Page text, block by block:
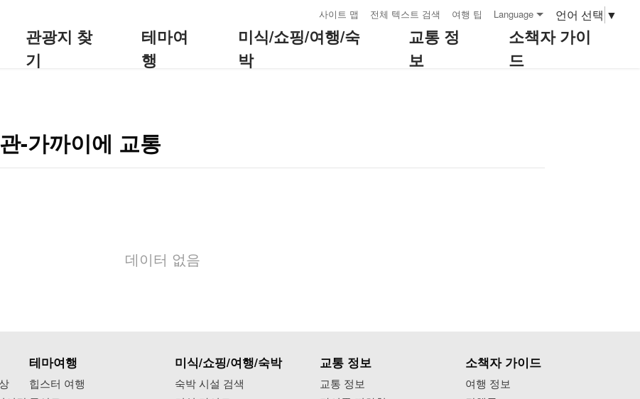
사이트 맵 전체 텍스트 검색 여행 팁 Language 언어 선택 ▼
관광지 찾
기
테마여
행
미식/쇼핑/여행/숙
박
교통 정
보
소책자 가이
드
-가까이에 교통
데이터 없음
테마여행
힙스터 여행
미식/쇼핑/여행/숙박
숙박 시설 검색
교통 정보
교통 정보
소책자 가이드
여행 정보